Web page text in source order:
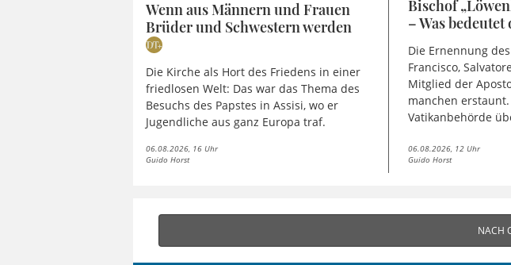
Wenn aus Männern und Frauen
Brüder und Schwestern werden
Die Kirche als Hort des Friedens in einer
friedlosen Welt: Das war das Thema des
Besuchs des Papstes in Assisi, wo er
Jugendliche aus ganz Europa traf.
06.08.2026, 16 Uhr
Guido Horst
Bischof
– Was bedeutet
Die Ernennung
Francisco,
Mitglied der
manchen
Vatikanbehörde
06.08.2026, 12 Uhr
Guido Horst
NACH